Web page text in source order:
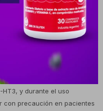
sublingual. Colocar el
que se disuelva por
agua para su
de disolución rápida,
dificultad para
bajo receta médica.
al ondansetrón o a
y durante el uso
con precaución en pacientes